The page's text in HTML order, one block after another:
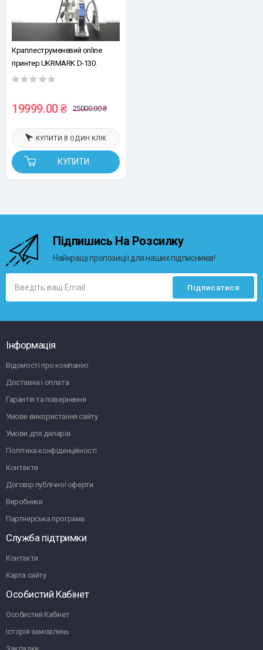
Краплеструменевий online
принтер UKRMARK D-130.
12.7мм (з сенсором, без
19999.00 ₴ 25000.00 ₴
КУПИТИ
КУПИТИ В ОДИН КЛІК
Підпишись На Розсилку
Найкращі пропозиції для наших підписників!
Інформація
Відомості про компанію
Доставка і оплата
Гарантія та повернення
Умови використання сайту
Умови для дилерів
Політика конфіденційності
Контакти
Договір публічної оферти.
Виробники
Партнерська програма
Служба підтримки
Контакти
Карта сайту
Особистий Кабінет
Особистий Кабінет
Історія замовлень